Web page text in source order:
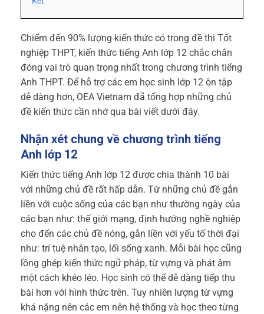
Chiếm đến 90% lượng kiến thức có trong đề thi Tốt
nghiệp THPT, kiến thức tiếng Anh lớp 12 chắc chắn
đóng vai trò quan trọng nhất trong chương trình tiếng
Anh THPT. Để hỗ trợ các em học sinh lớp 12 ôn tập
dễ dàng hơn, OEA Vietnam đã tổng hợp những chủ
đề kiến thức cần nhớ qua bài viết dưới đây.
Nhận xét chung về chương trình tiếng
Anh lớp 12
Kiến thức tiếng Anh lớp 12 được chia thành 10 bài
với những chủ đề rất hấp dẫn. Từ những chủ đề gắn
liền với cuộc sống của các bạn như thường ngày của
các bạn như: thế giới mạng, định hướng nghề nghiệp
cho đến các chủ đề nóng, gắn liền với yếu tố thời đại
như: trí tuệ nhân tạo, lối sống xanh. Mỗi bài học cũng
lồng ghép kiến thức ngữ pháp, từ vựng và phát âm
một cách khéo léo. Học sinh có thể dễ dàng tiếp thu
bài hơn với hình thức trên. Tuy nhiên lượng từ vựng
khá nặng nên các em nên hệ thống và học theo từng